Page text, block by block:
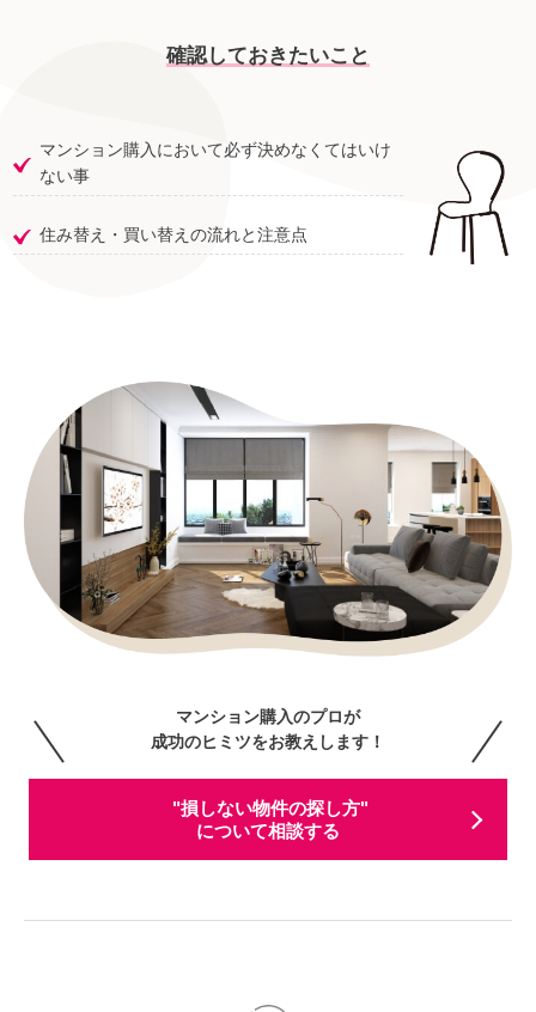
確認しておきたいこと
マンション購入において必ず決めなくてはいけ
ない事
住み替え・買い替えの流れと注意点
マンション購入のプロが
成功のヒミツをお教えします！
"損しない物件の探し方"
について相談する